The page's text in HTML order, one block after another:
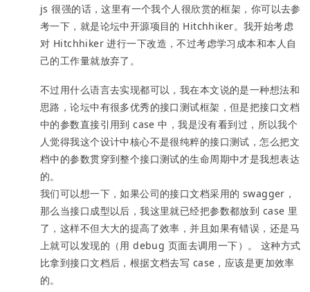
js 很强的话，这里有一个我个人很欣赏的框架，你可以去参
考一下，就是论坛中开源项目的 Hitchhiker。我开始考虑
对 Hitchhiker 进行一下改造，不过考虑学习成本和本人自
己的工作量就放弃了。
不过用什么语言去实现都可以，我在本文说的是一种想法和
思路，论坛中有很多优秀的接口测试框架，但是把接口文档
中的参数直接引用到 case 中，我是没有看到过，所以我个
人觉得我这个设计中核心不是很纯粹的接口测试，怎么把文
档中的参数贯穿到整个接口测试的生命周期中才是我想表达
的。
我们可以想一下，如果公司的接口文档采用的 swagger，
那么当接口成型以后，我这里就已经把参数都放到 case 里
了，这样不但大大的提高了效率，并且如果有错误，还是马
上就可以发现的（用 debug 页面去调用一下）。 这种方式
比拿到接口文档后，根据文档去写 case，应该是更加效率
的。